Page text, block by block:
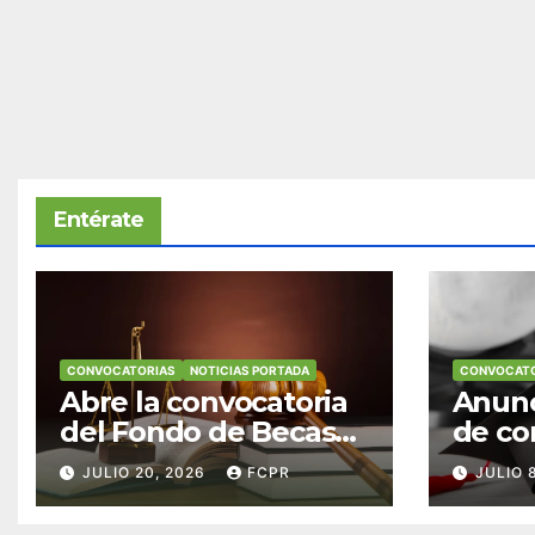
Entérate
CONVOCATORIAS NOTICIAS PORTADA
Abre la convocatoria
del Fondo de Becas
McConnell
Valdés/Antonio
JULIO 20, 2026 FCPR
de
JULIO